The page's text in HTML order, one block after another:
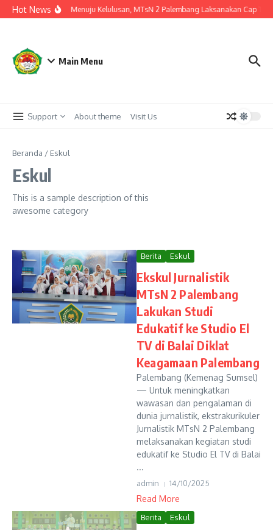
Lewati ke konten
Hot News
Langkah Akhir Menuju Kelulusan, MTsN 2 Palembang Laksanakan Cap Tiga
Main Menu
Support About theme Visit Us
Beranda / Eskul
Eskul
This is a sample description of this
awesome category
Berita Eskul
Ekskul Jurnalistik
MTsN 2 Palembang
Lakukan Studi
Edukatif ke Studio El
TV di Balai Diklat
Keagamaan Palembang
Palembang (Kemenag Sumsel)
— Untuk meningkatkan
wawasan dan pengalaman di
dunia jurnalistik, ekstrakurikuler
Jurnalistik MTsN 2 Palembang
melaksanakan kegiatan studi
edukatif ke Studio El TV di Balai
...
admin 14/10/2025
Read More
Berita Eskul